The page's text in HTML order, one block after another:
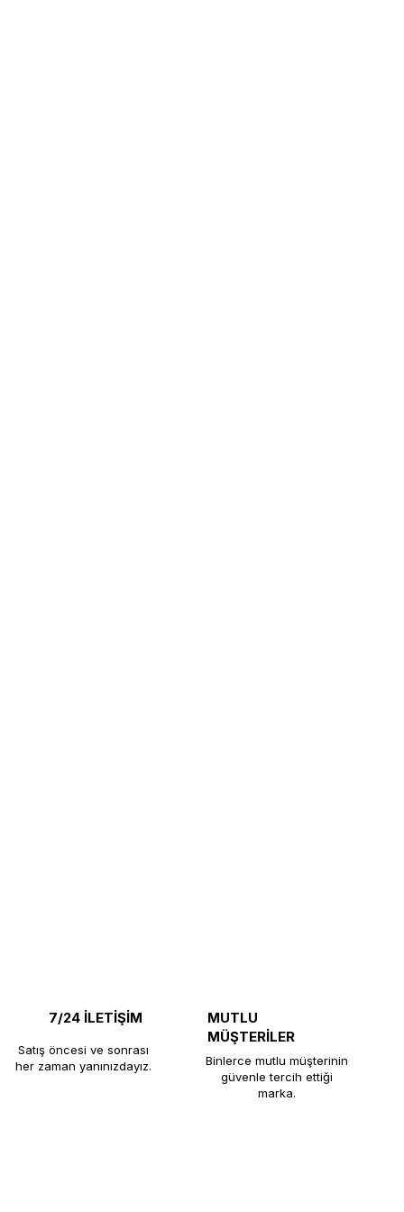
7/24 İLETİŞİM
Satış öncesi ve sonrası
her zaman yanınızdayız.
MUTLU
MÜŞTERİLER
Binlerce mutlu müşterinin
güvenle tercih ettiği
marka.